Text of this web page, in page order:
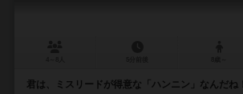
君は、ミスリードが得意な「ハンニン」なんだね！